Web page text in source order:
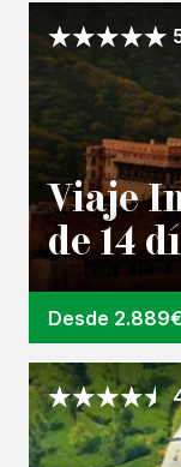
Viaje
de 14
Desde 2.889€